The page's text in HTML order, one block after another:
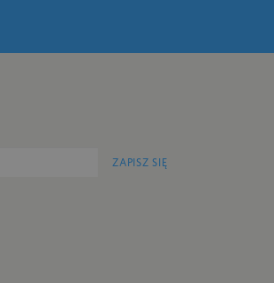
ZAPISZ SIĘ